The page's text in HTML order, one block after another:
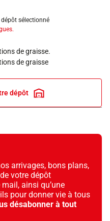
sélectionné
de graisse.
de graisse
dépôt
arrivages, bons plans,
votre dépôt
ainsi qu’une
pour donner vie à tous
désabonner à tout